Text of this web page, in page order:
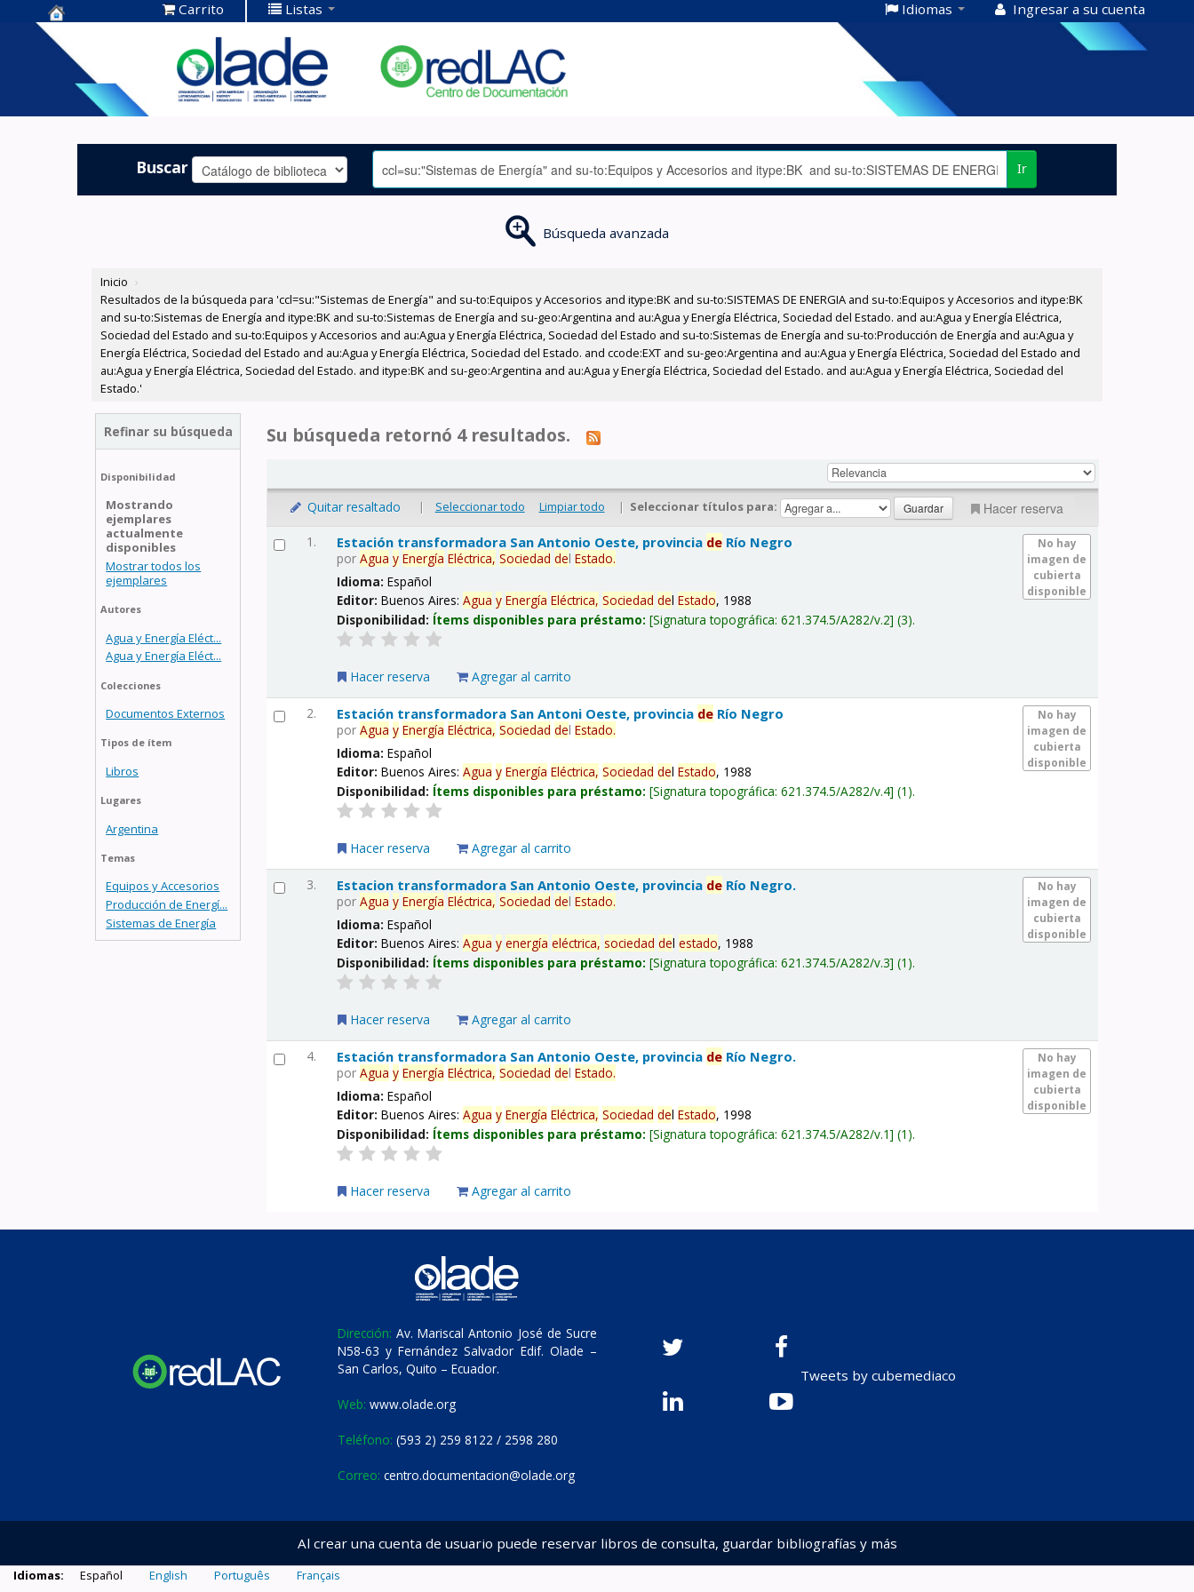
Centro de
Documentación
OLADE -
Carrito Listas Idiomas Ingresar a su cuenta
Buscar Ir
Búsqueda avanzada
Inicio ›
Resultados de la búsqueda para 'ccl=su:"Sistemas de Energía" and su-to:Equipos y Accesorios and itype:BK and su-to:SISTEMAS DE ENERGIA and su-to:Equipos y Accesorios and itype:BK
and su-to:Sistemas de Energía and itype:BK and su-to:Sistemas de Energía and su-geo:Argentina and au:Agua y Energía Eléctrica, Sociedad del Estado. and au:Agua y Energía Eléctrica,
Sociedad del Estado and su-to:Equipos y Accesorios and au:Agua y Energía Eléctrica, Sociedad del Estado and su-to:Sistemas de Energía and su-to:Producción de Energía and au:Agua y
Energía Eléctrica, Sociedad del Estado and au:Agua y Energía Eléctrica, Sociedad del Estado. and ccode:EXT and su-geo:Argentina and au:Agua y Energía Eléctrica, Sociedad del Estado and
au:Agua y Energía Eléctrica, Sociedad del Estado. and itype:BK and su-geo:Argentina and au:Agua y Energía Eléctrica, Sociedad del Estado. and au:Agua y Energía Eléctrica, Sociedad del
Estado.'
Refinar su búsqueda
Disponibilidad
Mostrando
ejemplares
actualmente
disponibles
Mostrar todos los
ejemplares
Autores
Agua y Energía Eléct...
Agua y Energía Eléct...
Colecciones
Documentos Externos
Tipos de ítem
Libros
Lugares
Argentina
Temas
Equipos y Accesorios
Producción de Energí...
Sistemas de Energía
Su búsqueda retornó 4 resultados.
Quitar resaltado | Seleccionar todo Limpiar todo | Seleccionar títulos para: Hacer reserva
1.
No hay
imagen de
cubierta
disponible
Estación transformadora San Antonio Oeste, provincia de Río Negro
porAgua y Energía Eléctrica, Sociedad delEstado.
Idioma:Español
Editor:Buenos Aires:Agua y Energía Eléctrica, Sociedad delEstado, 1988
Disponibilidad: Ítems disponibles para préstamo: Signatura topográfica:621.374.5/A282/v.2 (3).
Hacer reserva Agregar al carrito
2.
No hay
imagen de
cubierta
disponible
Estación transformadora San Antoni Oeste, provincia de Río Negro
porAgua y Energía Eléctrica, Sociedad delEstado.
Idioma:Español
Editor:Buenos Aires:Agua y Energía Eléctrica, Sociedad delEstado, 1988
Disponibilidad: Ítems disponibles para préstamo: Signatura topográfica:621.374.5/A282/v.4 (1).
Hacer reserva Agregar al carrito
3.
No hay
imagen de
cubierta
disponible
Estacion transformadora San Antonio Oeste, provincia de Río Negro.
porAgua y Energía Eléctrica, Sociedad delEstado.
Idioma:Español
Editor:Buenos Aires:Agua y energía eléctrica, sociedad delestado, 1988
Disponibilidad: Ítems disponibles para préstamo: Signatura topográfica:621.374.5/A282/v.3 (1).
Hacer reserva Agregar al carrito
4.
No hay
imagen de
cubierta
disponible
Estación transformadora San Antonio Oeste, provincia de Río Negro.
porAgua y Energía Eléctrica, Sociedad delEstado.
Idioma:Español
Editor:Buenos Aires:Agua y Energía Eléctrica, Sociedad delEstado, 1998
Disponibilidad: Ítems disponibles para préstamo: Signatura topográfica:621.374.5/A282/v.1 (1).
Hacer reserva Agregar al carrito
Dirección: Av. Mariscal Antonio José de Sucre
N58-63 y Fernández Salvador Edif. Olade –
San Carlos, Quito – Ecuador.
Web: www.olade.org
Teléfono: (593 2) 259 8122 / 2598 280
Correo: centro.documentacion@olade.org
Tweets by cubemediaco
Al crear una cuenta de usuario puede reservar libros de consulta, guardar bibliografías y más
Idiomas: Español English Português Français